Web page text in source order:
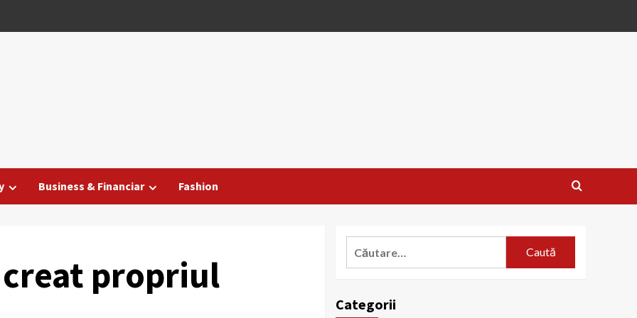
Business & Financiar Fashion
creat propriul
Categorii